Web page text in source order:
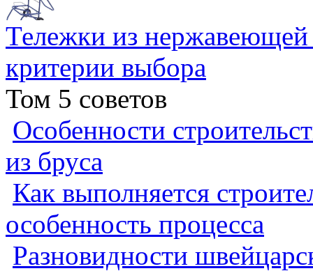
Тележки из
критерии выбора
Том 5 советов
Особенности
из бруса
Как выполняется
особенность процесса
Разновидности